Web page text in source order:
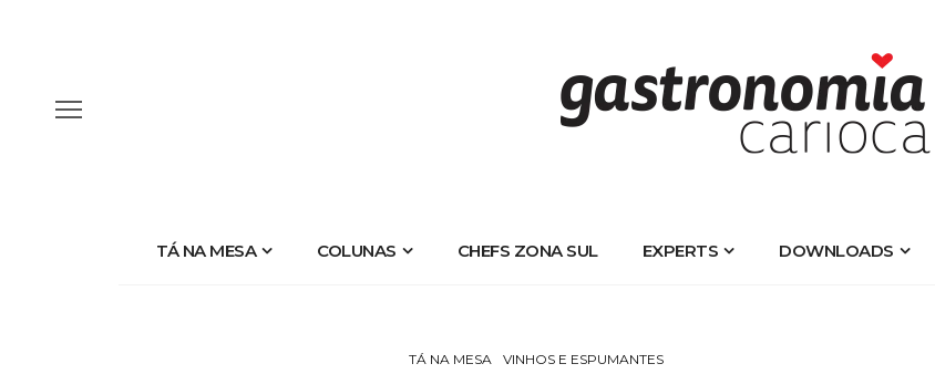
TÁ NA MESA COLUNAS CHEFS ZONA SUL EXPERTS DOWNLOADS
TÁ NA MESA VINHOS E ESPUMANTES